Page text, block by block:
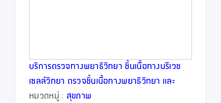
บริการตรวจทางพยาธิวิทยา ชิ้นเนื้อทางนรีเวช
เซลล์วิทยา ตรวจชิ้นเนื้อทางพยาธิวิทยา และ
รายงานผลผ่านระบบออนไลน์
หมวดหมู่ : สุขภาพ